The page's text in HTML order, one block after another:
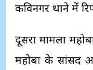
कविनगर थाने में
दूसरा मामला
महोबा के सांसद